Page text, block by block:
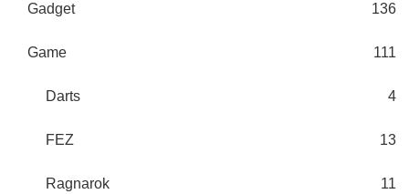
Gadget 136
Game 111
Darts 4
FEZ 13
Ragnarok 11